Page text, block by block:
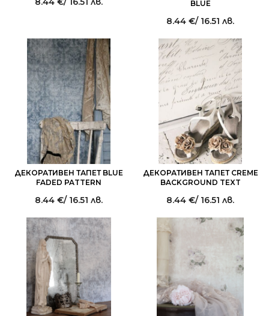
BLUE
8.44 €/ 16.51 лв.
ДЕКОРАТИВЕН ТАПЕТ BLUE
FADED PATTERN
8.44 €/ 16.51 лв.
ДЕКОРАТИВЕН ТАПЕТ CREME
BACKGROUND TEXT
8.44 €/ 16.51 лв.